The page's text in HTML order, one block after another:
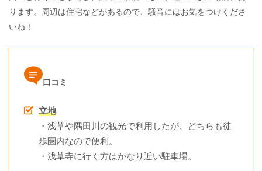
ります。周辺は住宅などがあるので、騒音にはお気をつけくださ
いね！
口コミ
立地
・浅草や隅田川の観光で利用したが、どちらも徒
歩圏内なので便利。
・浅草寺に行く方はかなり近い駐車場。